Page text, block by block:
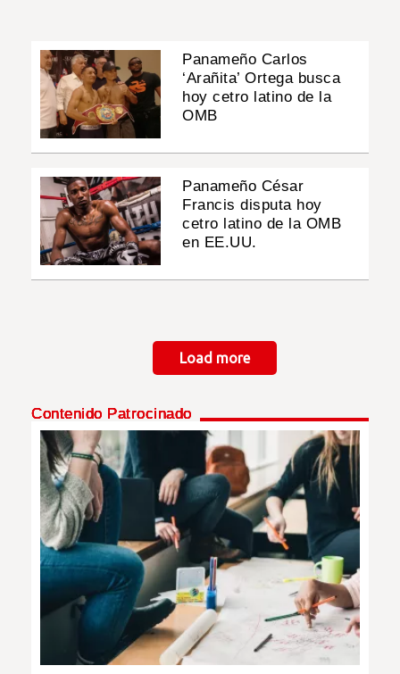
Panameño Carlos
‘Arañita’ Ortega busca
hoy cetro latino de la
OMB
Panameño César
Francis disputa hoy
cetro latino de la OMB
en EE.UU.
Load more
Contenido Patrocinado